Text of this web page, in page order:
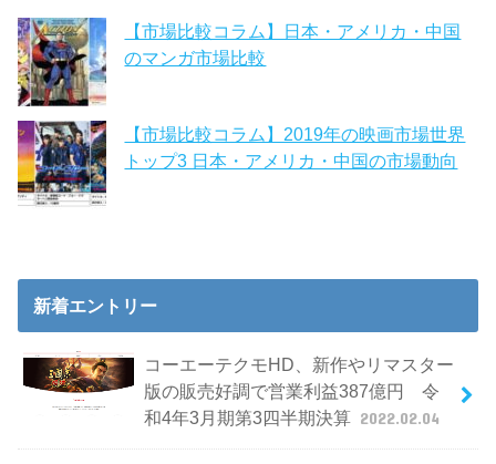
【市場比較コラム】日本・アメリカ・中国
のマンガ市場比較
【市場比較コラム】2019年の映画市場世界
トップ3 日本・アメリカ・中国の市場動向
新着エントリー
コーエーテクモHD、新作やリマスター
版の販売好調で営業利益387億円 令
和4年3月期第3四半期決算 2022.02.04